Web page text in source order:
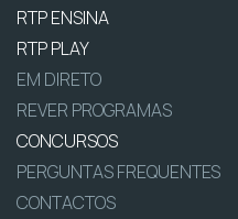
RTP ENSINA
RTP PLAY
EM DIRETO
REVER PROGRAMAS
CONCURSOS
PERGUNTAS FREQUENTES
CONTACTOS